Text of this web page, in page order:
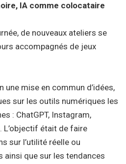
IA comme colocataire
de nouveaux ateliers se
accompagnés de jeux
une mise en commun d’idées,
sur les outils numériques les
: ChatGPT, Instagram,
L’objectif était de faire
sur l’utilité réelle ou
que sur les tendances